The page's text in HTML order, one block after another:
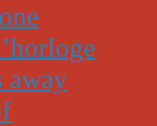
away